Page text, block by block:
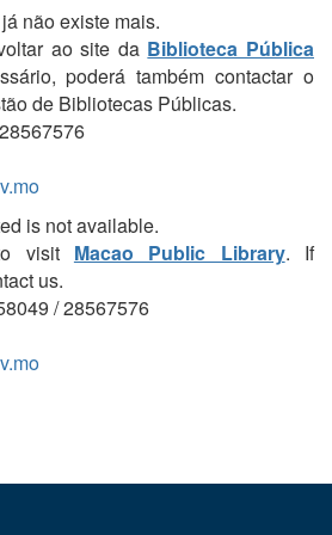
não existe mais.
ao site da Biblioteca Pública
poderá também contactar o
de Bibliotecas Públicas.
is not available.
visit Macao Public Library. If
us.
/ 28567576